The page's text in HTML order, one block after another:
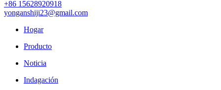
+86 15628920918
yonganshiji23@gmail.com
Hogar
Producto
Noticia
Indagación